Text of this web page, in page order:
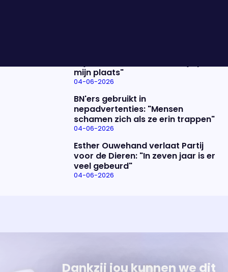
mijn plaats"
04-06-2026
BN'ers gebruikt in
nepadvertenties: "Mensen
schamen zich als ze erin trappen"
04-06-2026
Esther Ouwehand verlaat Partij
voor de Dieren: "In zeven jaar is er
veel gebeurd"
04-06-2026
Dankzij jou kunnen we dit